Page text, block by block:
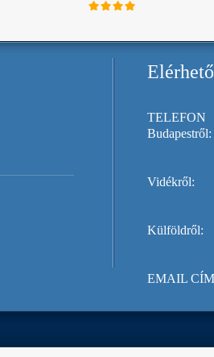
TELEFON
Budapestről:
Vidékről:
Külföldről:
EMAIL